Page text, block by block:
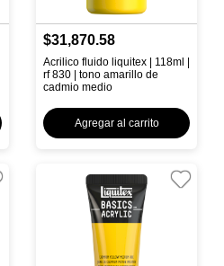
$31,870.58
Acrilico fluido liquitex | 118ml |
rf 830 | tono amarillo de
cadmio medio
Agregar al carrito